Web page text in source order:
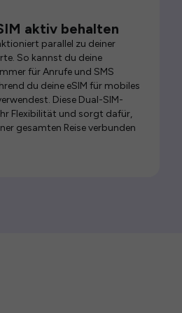
aktiv behalten
parallel zu deiner
So kannst du deine
für Anrufe und SMS
du deine eSIM für mobiles
Diese Dual-SIM-
Flexibilität und sorgt dafür,
gesamten Reise verbunden